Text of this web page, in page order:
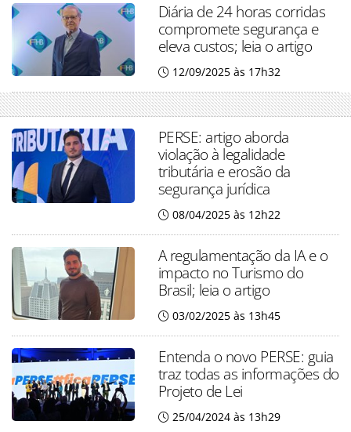
Diária de 24 horas corridas
compromete segurança e
eleva custos; leia o artigo
12/09/2025 às 17h32
PERSE: artigo aborda
violação à legalidade
tributária e erosão da
segurança jurídica
08/04/2025 às 12h22
A regulamentação da IA e o
impacto no Turismo do
Brasil; leia o artigo
03/02/2025 às 13h45
Entenda o novo PERSE: guia
traz todas as informações do
Projeto de Lei
25/04/2024 às 13h29